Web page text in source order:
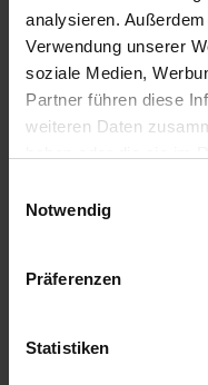
analysieren.
Verwendung unserer
soziale Medien,
Partner führen diese
weiteren Daten
Notwendig
Präferenzen
Statistiken
Köln /
Ausschiffung bis ca. 10:00
09.00 Uhr
Änderungen im
Einschiffungs- und